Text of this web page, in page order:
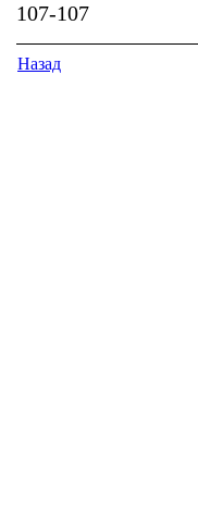
107-107
Назад